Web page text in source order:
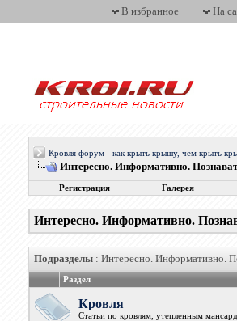
В избранное На
Кровля форум - как крыть крышу, чем крыть
Интересно. Информативно.
Регистрация Галерея
Интересно. Информативно.
Подразделы: Интересно. Информативно.
Раздел
Кровля
Статьи по кровлям, утепленным